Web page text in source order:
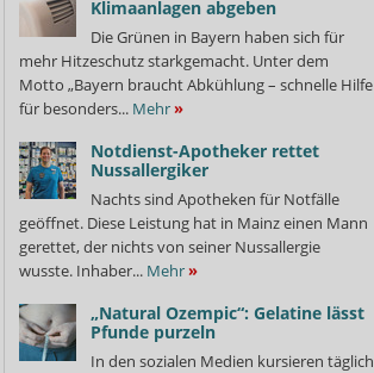
Klimaanlagen abgeben
Die Grünen in Bayern haben sich für
mehr Hitzeschutz starkgemacht. Unter dem
Motto „Bayern braucht Abkühlung – schnelle Hilfe
für besonders... Mehr»
Notdienst-Apotheker rettet
Nussallergiker
Nachts sind Apotheken für Notfälle
geöffnet. Diese Leistung hat in Mainz einen Mann
gerettet, der nichts von seiner Nussallergie
wusste. Inhaber... Mehr»
„Natural Ozempic“: Gelatine lässt
Pfunde purzeln
In den sozialen Medien kursieren täglich